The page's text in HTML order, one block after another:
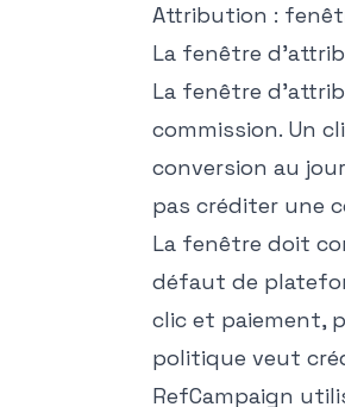
Attribution :
La fenêtre
La fenêtre
commission. Un
conversion au
pas créditer une
La fenêtre doit
défaut de
clic et paiement,
politique veut
RefCampaign